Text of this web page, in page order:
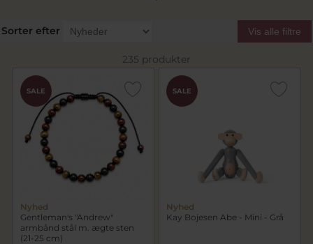
nyudklækkede student. I vores sortiment
finder du blandt andet ure, armbånd,
halskæder, ringe og øreringe fra kendte brands
også dekorative designgaver som figurer fra
Kay Bojesen, der er en populær studentergave.
Vi fører også vores egen serie
J. , hvor smykkerne er håndlavet på vores eget
værksted. Her får du et smykke med fokus på
kvalitet og klassisk guldsmedehåndværk –
perfekt som en mindeværdig studentergave.
Sorter efter Vis alle filtre
235 produkter
SALE
Nyhed
Gentleman's "Andrew"
armbånd stål m. ægte sten
(21-25 cm)
SALE
Nyhed
Kay Bojesen Abe - Mini - Grå